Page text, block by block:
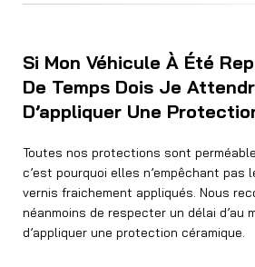
Si Mon Véhicule À Été
De Temps Dois Je
D’appliquer Une
Toutes nos protections sont
c’est pourquoi elles n’empêchant pas
vernis fraichement appliqués. Nous
néanmoins de respecter un délai d’au
d’appliquer une protection céramique.